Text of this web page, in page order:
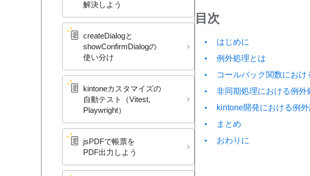
解決しよう
createDialogと​
showConfirmDialogの​
使い分け
kintoneカスタマイズの​
自動テスト​（Vitest,
Playwright）
jsPDFで​帳票を​
PDF出力しよう
目次
はじめに
例外処理とは
コールバック関数におけ
非同期処理における例外
kintone開発における例
まとめ
おわりに